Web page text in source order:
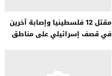
مقتل 12 فلسطينيا وإصابة آخرين
في قصف إسرائيلي على مناطق